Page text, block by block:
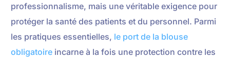
professionnalisme, mais une véritable exigence pour
protéger la santé des patients et du personnel. Parmi
les pratiques essentielles, le port de la blouse
obligatoire incarne à la fois une protection contre les